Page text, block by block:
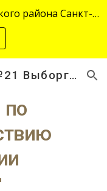
Skip to navigation
ГБДОУ детский сад № 21 Выборгского района Санкт-Петербурга переехал на новый адрес "site-2645.siteedu.ru".
ГБДОУ детский сад №21 Выборгского района Санкт-Петербурга
по